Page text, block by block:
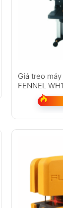
Giá treo
FENNEL WH1